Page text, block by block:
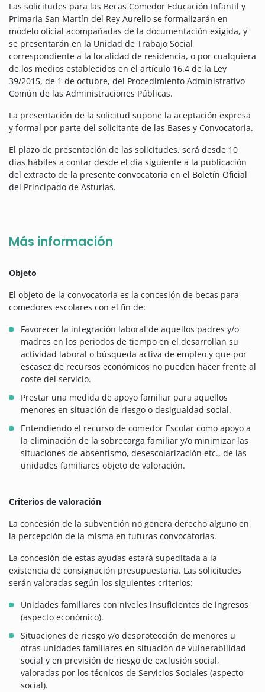
Las solicitudes para las Becas Comedor Educación Infantil y
Primaria San Martín del Rey Aurelio se formalizarán en
modelo oficial acompañadas de la documentación exigida, y
se presentarán en la Unidad de Trabajo Social
correspondiente a la localidad de residencia, o por cualquiera
de los medios establecidos en el artículo 16.4 de la Ley
39/2015, de 1 de octubre, del Procedimiento Administrativo
Común de las Administraciones Públicas.
La presentación de la solicitud supone la aceptación expresa
y formal por parte del solicitante de las Bases y Convocatoria.
El plazo de presentación de las solicitudes, será desde 10
días hábiles a contar desde el día siguiente a la publicación
del extracto de la presente convocatoria en el Boletín Oficial
del Principado de Asturias.
Más información
Objeto
El objeto de la convocatoria es la concesión de becas para
comedores escolares con el fin de:
Favorecer la integración laboral de aquellos padres y/o
madres en los periodos de tiempo en el desarrollan su
actividad laboral o búsqueda activa de empleo y que por
escasez de recursos económicos no pueden hacer frente al
coste del servicio.
Prestar una medida de apoyo familiar para aquellos
menores en situación de riesgo o desigualdad social.
Entendiendo el recurso de comedor Escolar como apoyo a
la eliminación de la sobrecarga familiar y/o minimizar las
situaciones de absentismo, desescolarización etc., de las
unidades familiares objeto de valoración.
Criterios de valoración
La concesión de la subvención no genera derecho alguno en
la percepción de la misma en futuras convocatorias.
La concesión de estas ayudas estará supeditada a la
existencia de consignación presupuestaria. Las solicitudes
serán valoradas según los siguientes criterios:
Unidades familiares con niveles insuficientes de ingresos
(aspecto económico).
Situaciones de riesgo y/o desprotección de menores u
otras unidades familiares en situación de vulnerabilidad
social y en previsión de riesgo de exclusión social,
valoradas por los técnicos de Servicios Sociales (aspecto
social).